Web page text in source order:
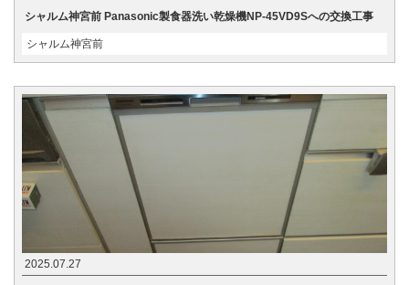
シャルム神宮前 Panasonic製食器洗い乾燥機NP-45VD9Sへの交換工事
シャルム神宮前
2025.07.27